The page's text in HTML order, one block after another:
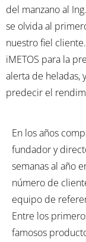
del manzano al
se olvida al
nuestro fiel
iMETOS para la
alerta de heladas,
predecir el
En los años
fundador y
semanas al año
número de
equipo de
Entre los
famosos